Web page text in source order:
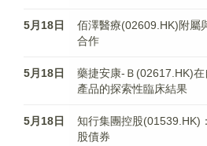
5月18日
佰澤醫療(02609.HK)附屬
合作
5月18日
藥捷安康-Ｂ(02617.HK)
產品的探索性臨床結果
5月18日
知行集團控股(01539.HK)
股債券